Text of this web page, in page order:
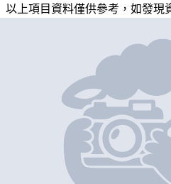
以上項目資料僅供參考，如發現
八月茶室